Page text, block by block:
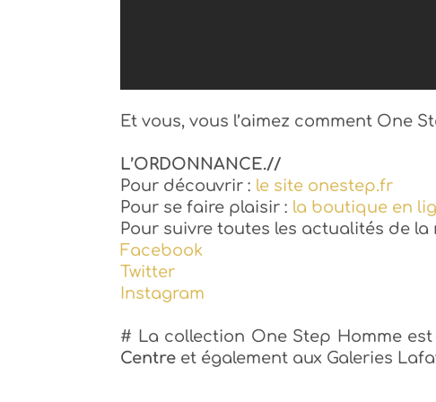
Et vous, vous l’aimez comment One
L’ORDONNANCE.//
Pour découvrir : le site onestep.fr
Pour se faire plaisir : la boutique en
Pour suivre toutes les actualités de la
Facebook
Twitter
Instagram
# La collection One Step Homme
Centre et également aux Galeries